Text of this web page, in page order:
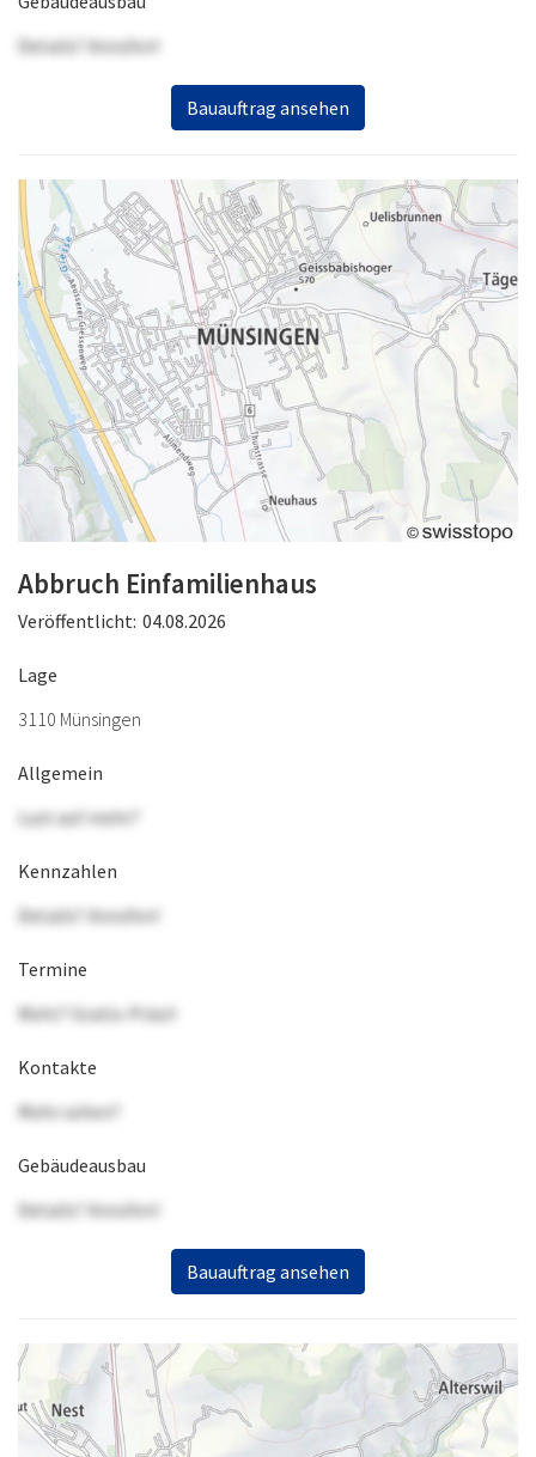
Details? Anrufen!
Bauauftrag ansehen
Abbruch Einfamilienhaus
Veröffentlicht: 04.08.2026
Lage
3110 Münsingen
Allgemein
Lust auf mehr?
Kennzahlen
Details? Anrufen!
Termine
Mehr? Gratis-Präsi!
Kontakte
Mehr sehen?
Gebäudeausbau
Details? Anrufen!
Bauauftrag ansehen